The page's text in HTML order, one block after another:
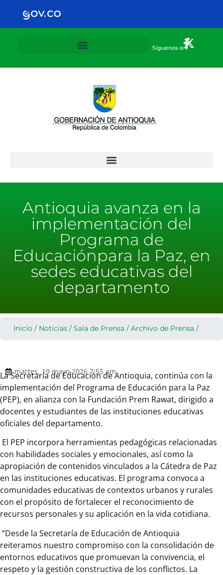
Siguenos en
Antioquia avanza en la
implementación del
Programa de
Educaciónpara la Paz, en
sedes educativas del
departamento
Inicio / Noticias / Sala de Prensa / Archivo de Prensa /
martes, 19 mayo 2026 7:55 am
La Secretaría de Educación de Antioquia, continúa con la
implementación del Programa de Educación para la Paz
(PEP), en alianza con la Fundación Prem Rawat, dirigido a
docentes y estudiantes de las instituciones educativas
oficiales del departamento.
El PEP incorpora herramientas pedagógicas relacionadas
con habilidades sociales y emocionales, así como la
apropiación de contenidos vinculados a la Cátedra de Paz
en las instituciones educativas. El programa convoca a
comunidades educativas de contextos urbanos y rurales
con el propósito de fortalecer el reconocimiento de
recursos personales y su aplicación en la vida cotidiana.
“Desde la Secretaría de Educación de Antioquia
reiteramos nuestro compromiso con la consolidación de
entornos educativos que promuevan la convivencia, el
respeto y la gestión constructiva de los conflictos. La